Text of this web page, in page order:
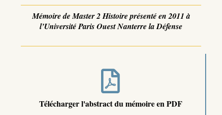
Mémoire de Master 2 Histoire présenté en 2011 à
l’Université Paris Ouest Nanterre la Défense
Télécharger l'abstract du mémoire en PDF